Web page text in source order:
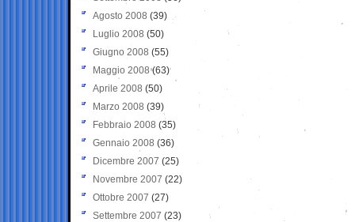
Agosto 2008 (39)
Luglio 2008 (50)
Giugno 2008 (55)
Maggio 2008(63)
Aprile 2008 (50)
Marzo 2008 (39)
Febbraio 2008 (35)
Gennaio 2008 (36)
Dicembre 2007 (25)
Novembre 2007 (22)
Ottobre 2007 (27)
Settembre 2007 (23)